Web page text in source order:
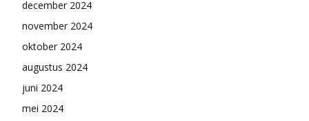
december 2024
november 2024
oktober 2024
augustus 2024
juni 2024
mei 2024